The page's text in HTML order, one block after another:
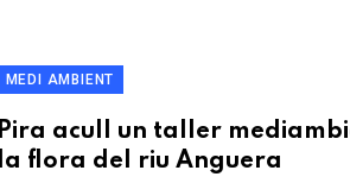
MEDI AMBIENT
Pira acull un taller
la flora del riu Anguera